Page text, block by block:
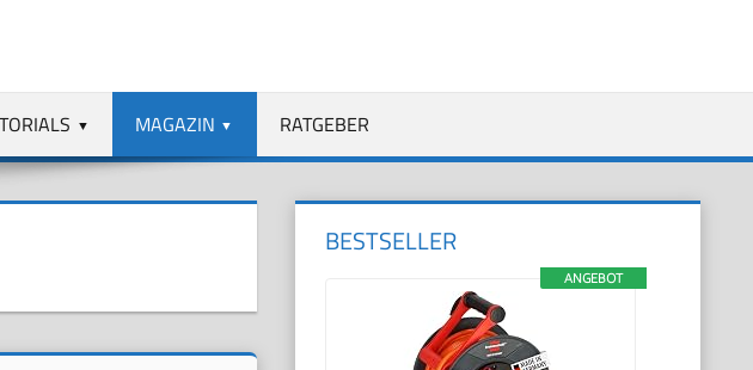
MAGAZIN RATGEBER
BESTSELLER
ANGEBOT